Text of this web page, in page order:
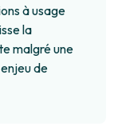
à usage
la
malgré une
de